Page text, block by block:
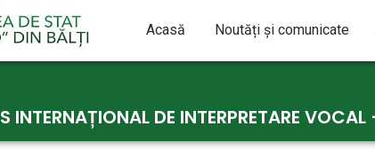
Acasă Noutăți și comunicate
INTERNAȚIONAL DE INTERPRETARE